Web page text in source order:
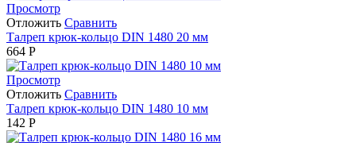
Просмотр
Отложить Сравнить
Талреп крюк-кольцо DIN 1480 20 мм
664 Р
Просмотр
Отложить Сравнить
Талреп крюк-кольцо DIN 1480 10 мм
142 Р